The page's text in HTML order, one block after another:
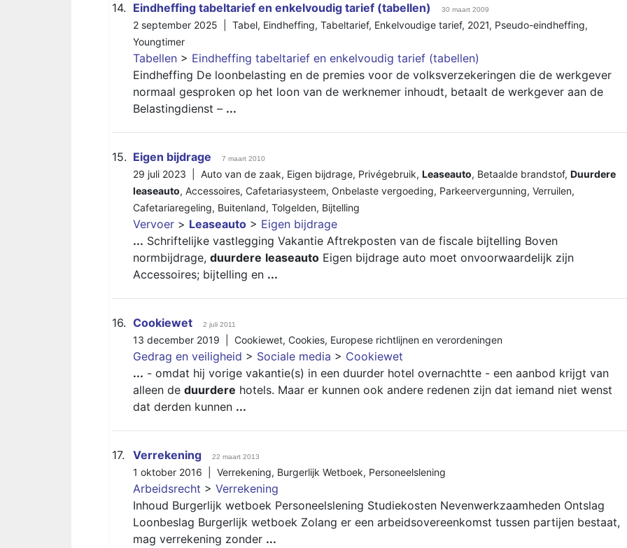
14. Eindheffing tabeltarief en enkelvoudig tarief (tabellen) 30 maart 2009
2 september 2025 | Tabel, Eindheffing, Tabeltarief, Enkelvoudige tarief, 2021, Pseudo-eindheffing,
Youngtimer
Tabellen > Eindheffing tabeltarief en enkelvoudig tarief (tabellen)
Eindheffing De loonbelasting en de premies voor de volksverzekeringen die de werkgever
normaal gesproken op het loon van de werknemer inhoudt, betaalt de werkgever aan de
Belastingdienst – ...
15. Eigen bijdrage 7 maart 2010
29 juli 2023 | Auto van de zaak, Eigen bijdrage, Privégebruik, Leaseauto, Betaalde brandstof, Duurdere
leaseauto, Accessoires, Cafetariasysteem, Onbelaste vergoeding, Parkeervergunning, Verruilen,
Cafetariaregeling, Buitenland, Tolgelden, Bijtelling
Vervoer > Leaseauto > Eigen bijdrage
... Schriftelijke vastlegging Vakantie Aftrekposten van de fiscale bijtelling Boven
normbijdrage, duurdere leaseauto Eigen bijdrage auto moet onvoorwaardelijk zijn
Accessoires; bijtelling en ...
16. Cookiewet 2 juli 2011
13 december 2019 | Cookiewet, Cookies, Europese richtlijnen en verordeningen
Gedrag en veiligheid > Sociale media > Cookiewet
... - omdat hij vorige vakantie(s) in een duurder hotel overnachtte - een aanbod krijgt van
alleen de duurdere hotels. Maar er kunnen ook andere redenen zijn dat iemand niet wenst
dat derden kunnen ...
17. Verrekening 22 maart 2013
1 oktober 2016 | Verrekening, Burgerlijk Wetboek, Personeelslening
Arbeidsrecht > Verrekening
Inhoud Burgerlijk wetboek Personeelslening Studiekosten Nevenwerkzaamheden Ontslag
Loonbeslag Burgerlijk wetboek Zolang er een arbeidsovereenkomst tussen partijen bestaat,
mag verrekening zonder ...